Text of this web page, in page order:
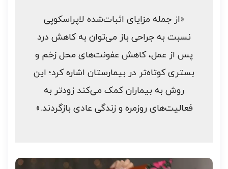
«از جمله مزایای اثبات‌شده لاپراسکوپی
نسبت به جراحی باز می‌توان به کاهش درد
پس از عمل، کاهش عفونت‌های محل زخم و
بستری کوتاه‌تر در بیمارستان اشاره کرد؛ این
روش به بیماران کمک می‌کند زودتر به
فعالیت‌های روزمره و زندگی عادی بازگردند.»